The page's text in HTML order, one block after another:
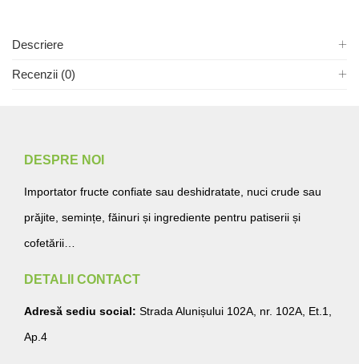
Descriere
Recenzii (0)
DESPRE NOI
Importator fructe confiate sau deshidratate, nuci crude sau
prăjite, semințe, făinuri și ingrediente pentru patiserii și
cofetării…
DETALII CONTACT
Adresă sediu social: Strada Alunișului 102A, nr. 102A, Et.1,
Ap.4